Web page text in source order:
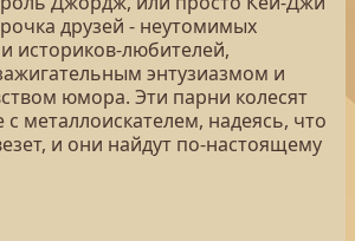
друзей - неутомимых
историков-любителей,
энтузиазмом и
юмора. Эти парни колесят
металлоискателем, надеясь, что
и они найдут по-настоящему